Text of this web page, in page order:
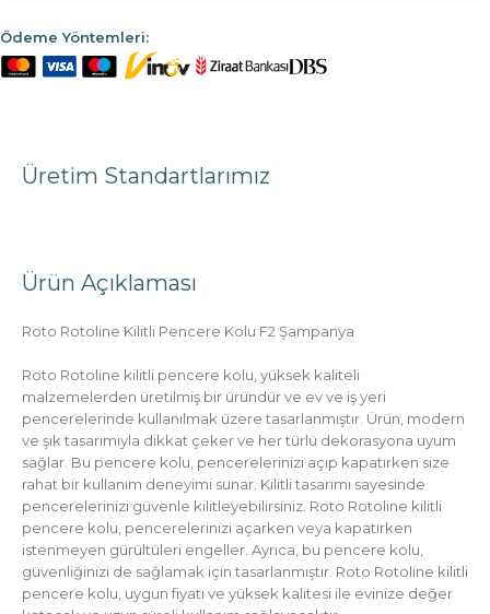
Ödeme Yöntemleri:
Ürün Açıklaması
Roto Rotoline Kilitli Pencere Kolu F2 Şampanya
Roto Rotoline kilitli pencere kolu, yüksek kaliteli
malzemelerden üretilmiş bir üründür ve ev ve iş yeri
pencerelerinde kullanılmak üzere tasarlanmıştır. Ürün, modern
ve şık tasarımıyla dikkat çeker ve her türlü dekorasyona uyum
sağlar. Bu pencere kolu, pencerelerinizi açıp kapatırken size
rahat bir kullanım deneyimi sunar. Kilitli tasarımı sayesinde
pencerelerinizi güvenle kilitleyebilirsiniz. Roto Rotoline kilitli
pencere kolu, pencerelerinizi açarken veya kapatırken
istenmeyen gürültüleri engeller. Ayrıca, bu pencere kolu,
güvenliğinizi de sağlamak için tasarlanmıştır. Roto Rotoline kilitli
pencere kolu, uygun fiyatı ve yüksek kalitesi ile evinize değer
Üretim Standartlarımız